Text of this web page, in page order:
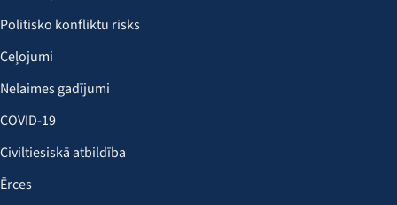
Politisko konfliktu risks
Ceļojumi
Nelaimes gadījumi
COVID-19
Civiltiesiskā atbildība
Ērces